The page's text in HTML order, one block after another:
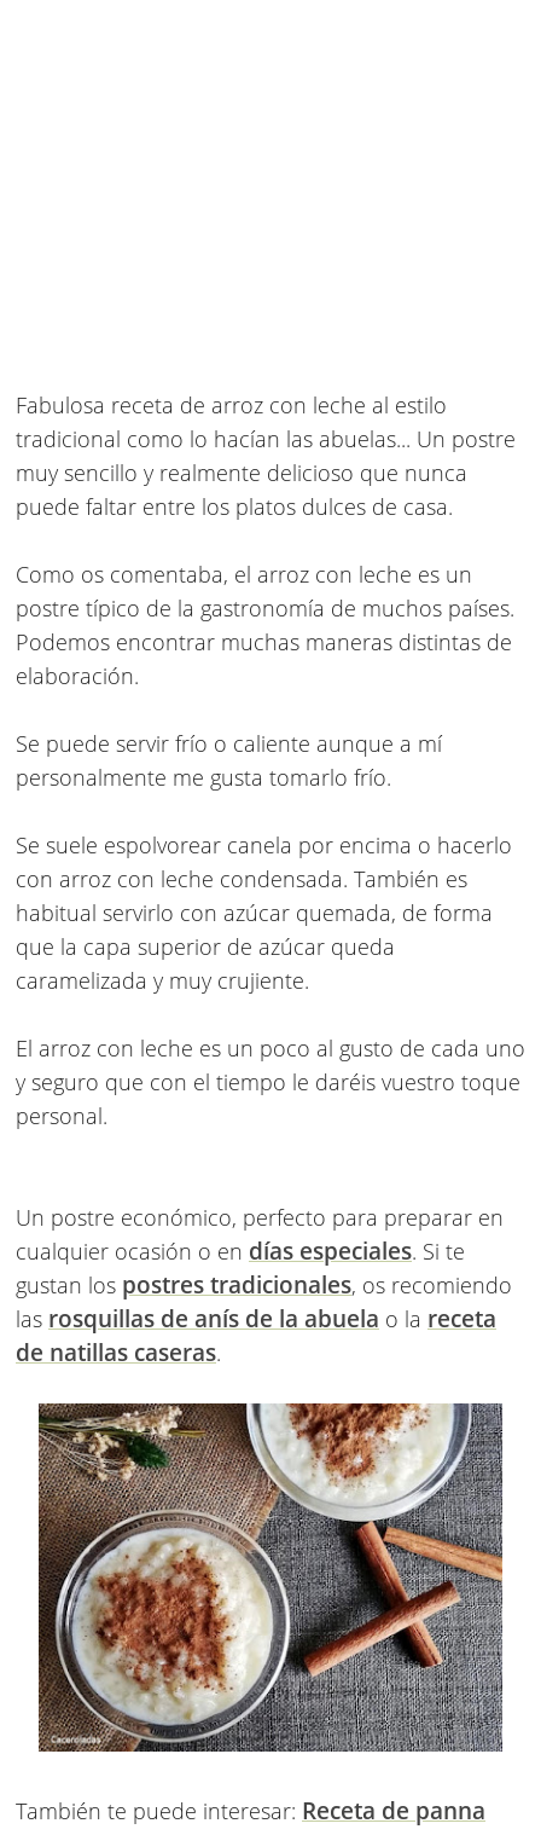
Fabulosa receta de arroz con leche al estilo
tradicional como lo hacían las abuelas... Un postre
muy sencillo y realmente delicioso que nunca
puede faltar entre los platos dulces de casa.
Como os comentaba, el arroz con leche es un
postre típico de la gastronomía de muchos países.
Podemos encontrar muchas maneras distintas de
elaboración.
Se puede servir frío o caliente aunque a mí
personalmente me gusta tomarlo frío.
Se suele espolvorear canela por encima o hacerlo
con arroz con leche condensada. También es
habitual servirlo con azúcar quemada, de forma
que la capa superior de azúcar queda
caramelizada y muy crujiente.
El arroz con leche es un poco al gusto de cada uno
y seguro que con el tiempo le daréis vuestro toque
personal.
Un postre económico, perfecto para preparar en
cualquier ocasión o en días especiales. Si te
gustan los postres tradicionales, os recomiendo
las rosquillas de anís de la abuela o la receta
de natillas caseras.
También te puede interesar: Receta de panna